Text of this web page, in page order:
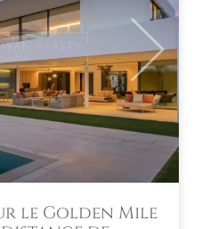
Next
le Golden Mile